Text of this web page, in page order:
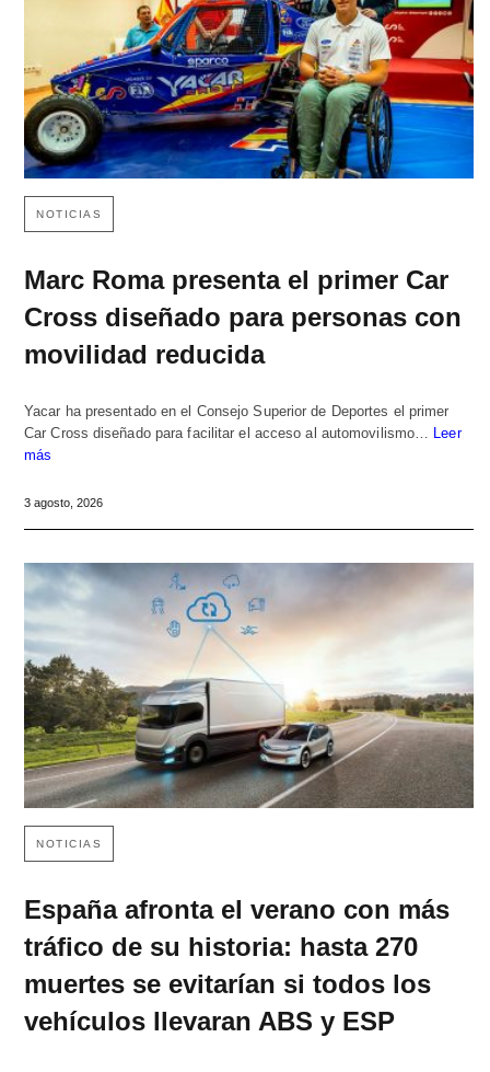
NOTICIAS
Marc Roma presenta el primer Car
Cross diseñado para personas con
movilidad reducida
Yacar ha presentado en el Consejo Superior de Deportes el primer
Car Cross diseñado para facilitar el acceso al automovilismo… Leer
más
3 agosto, 2026
NOTICIAS
España afronta el verano con más
tráfico de su historia: hasta 270
muertes se evitarían si todos los
vehículos llevaran ABS y ESP